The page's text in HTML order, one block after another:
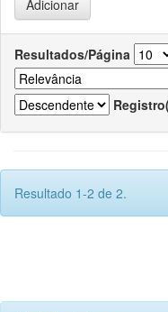
Resultados/Página
Resultado 1-2 de 2.